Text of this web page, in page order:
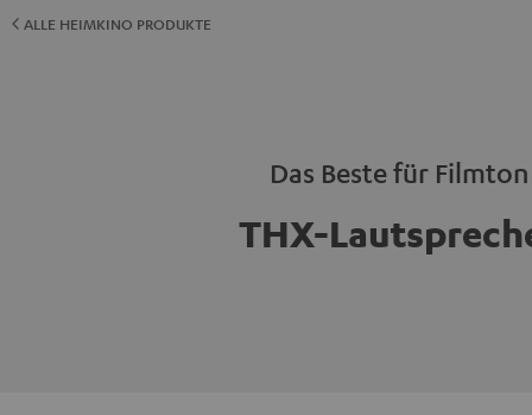
ALLE HEIMKINO PRODUKTE
Das Beste für Filmton
THX-